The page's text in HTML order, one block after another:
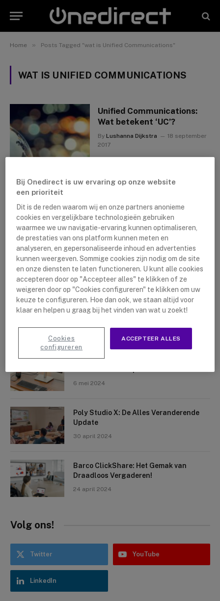
Home » Posts Tagged "wat is Unified Communications"
WAT IS UNIFIED COMMUNICATIONS
Unified Communications:
Wat betekent ‘UC’?
By Lushanna Dijkstra
18 september
2017
Nieuwste artikelen
Logitech Sight: De Tafelcamera Voor
Crosscall X-Space: Transformeer Je
6 mei 2024
Poly Studio X: De Alles Veranderende
Update
30 april 2024
Barco ClickShare: Het Gemak van
Draadloos Vergaderen!
24 april 2024
Volg ons!
Twitter YouTube
LinkedIn
Bij Onedirect is uw ervaring op onze website
een prioriteit
Dit is de reden waarom wij en onze partners anonieme
cookies en vergelijkbare technologieën gebruiken
waarmee we uw navigatie-ervaring kunnen optimaliseren,
de prestaties van ons platform kunnen meten en
analyseren, en gepersonaliseerde inhoud en advertenties
kunnen weergeven. Sommige cookies zijn nodig om de site
en onze diensten te laten functioneren. U kunt alle cookies
accepteren door op "Accepteer alles" te klikken of ze
weigeren door op "Cookies configureren" te klikken om uw
keuze te configureren. Hoe dan ook, we staan altijd voor
klaar en helpen u graag bij het vinden van wat u zoekt!
ACCEPTEER ALLES
Cookies
configureren